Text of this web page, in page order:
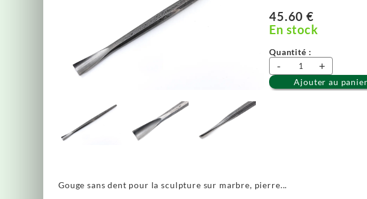
45.60 €
En stock
Quantité :
- +
Ajouter au panier
Gouge sans dent pour la sculpture sur marbre, pierre...